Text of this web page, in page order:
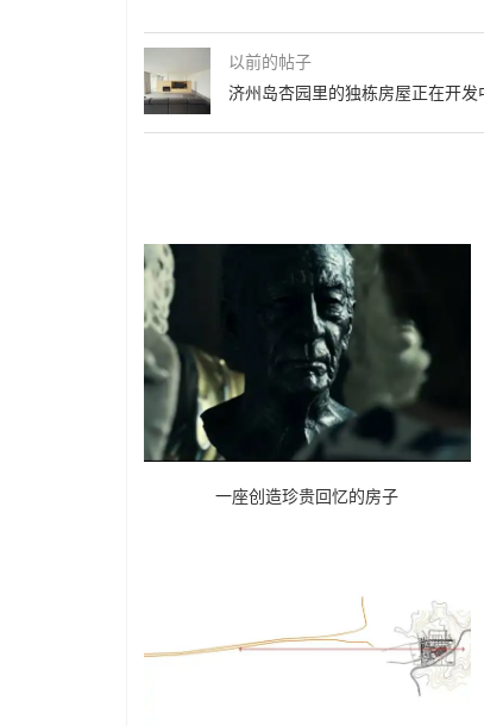
以前的帖子
济州岛杏园里的独栋房屋正在开发
一座创造珍贵回忆的房子